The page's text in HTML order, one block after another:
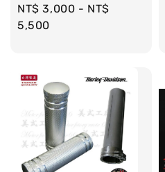
Regular
price
NT$ 3,000 - NT$
5,500